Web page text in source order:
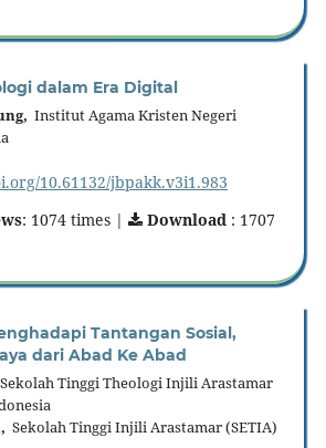
dalam Era Digital
Institut Agama Kristen Negeri
10.61132/jbpakk.v3i1.983
: 1074 times | Download : 1707
Tantangan Sosial,
dari Abad Ke Abad
Sekolah Tinggi Theologi Injili Arastamar
Sekolah Tinggi Injili Arastamar (SETIA)